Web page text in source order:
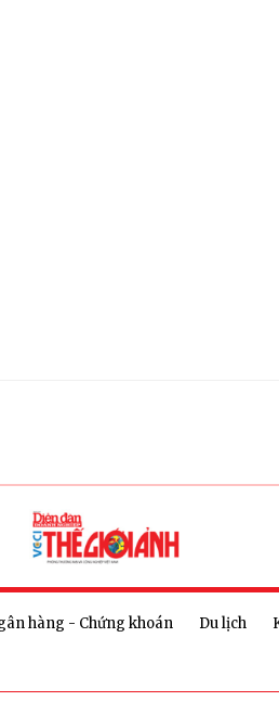
hàng - Chứng khoán Du lịch